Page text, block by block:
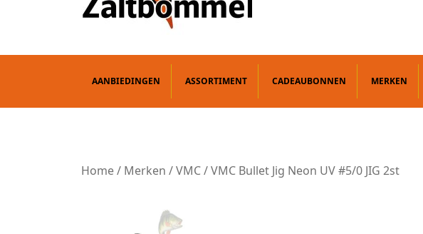
AANBIEDINGEN ASSORTIMENT CADEAUBONNEN MERKEN
Home/ Merken /VMC/ VMC Bullet Jig Neon UV #5/0 JIG 2st